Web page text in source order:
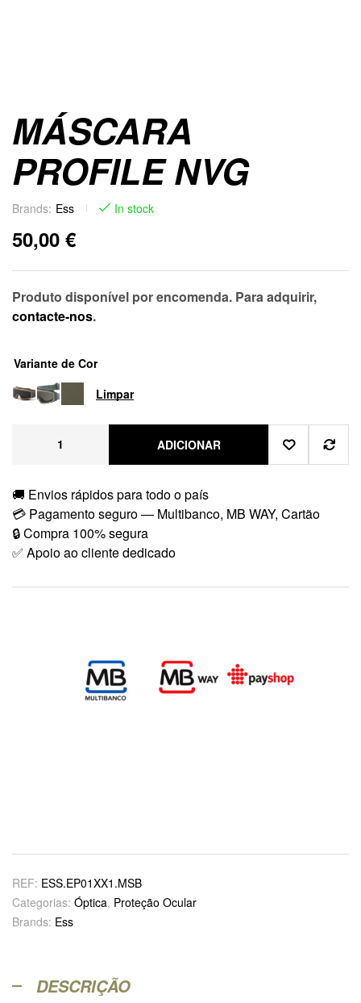
MÁSCARA
PROFILE NVG
Brands: Ess In stock
50,00 €
Produto disponível por encomenda. Para adquirir,
contacte-nos.
Variante de Cor
Limpar
ADICIONAR
🚚 Envios rápidos para todo o país
💳 Pagamento seguro — Multibanco, MB WAY, Cartão
🔒 Compra 100% segura
✅ Apoio ao cliente dedicado
REF: ESS.EP01XX1.MSB
Categorias: Óptica, Proteção Ocular
Brands: Ess
DESCRIÇÃO